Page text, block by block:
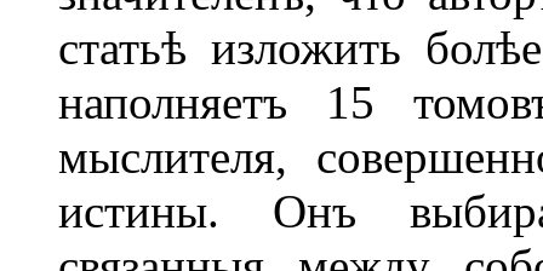
статьѣ изложить
наполняетъ 15
мыслителя,
истины. Онъ